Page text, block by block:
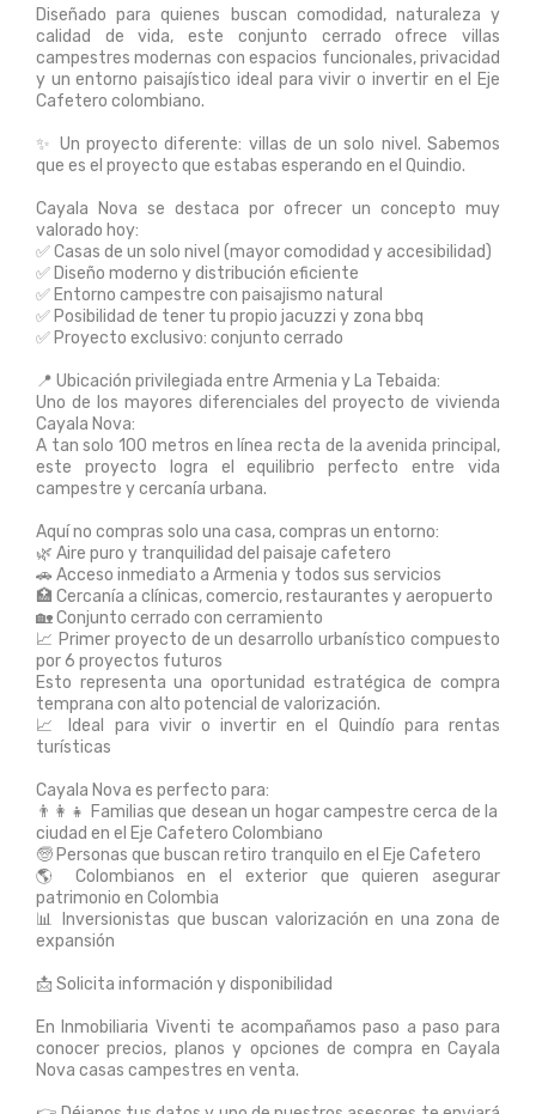
Diseñado para quienes buscan comodidad, naturaleza y
calidad de vida, este conjunto cerrado ofrece villas
campestres modernas con espacios funcionales, privacidad
y un entorno paisajístico ideal para vivir o invertir en el Eje
Cafetero colombiano.
✨ Un proyecto diferente: villas de un solo nivel. Sabemos
que es el proyecto que estabas esperando en el Quindio.
Cayala Nova se destaca por ofrecer un concepto muy
valorado hoy:
✅ Casas de un solo nivel (mayor comodidad y accesibilidad)
✅ Diseño moderno y distribución eficiente
✅ Entorno campestre con paisajismo natural
✅ Posibilidad de tener tu propio jacuzzi y zona bbq
✅ Proyecto exclusivo: conjunto cerrado
📍 Ubicación privilegiada entre Armenia y La Tebaida:
Uno de los mayores diferenciales del proyecto de vivienda
Cayala Nova:
A tan solo 100 metros en línea recta de la avenida principal,
este proyecto logra el equilibrio perfecto entre vida
campestre y cercanía urbana.
Aquí no compras solo una casa, compras un entorno:
🌿 Aire puro y tranquilidad del paisaje cafetero
🚗 Acceso inmediato a Armenia y todos sus servicios
🏥 Cercanía a clínicas, comercio, restaurantes y aeropuerto
🏡 Conjunto cerrado con cerramiento
📈 Primer proyecto de un desarrollo urbanístico compuesto
por 6 proyectos futuros
Esto representa una oportunidad estratégica de compra
temprana con alto potencial de valorización.
📈 Ideal para vivir o invertir en el Quindío para rentas
turísticas
Cayala Nova es perfecto para:
👨‍👩‍👧 Familias que desean un hogar campestre cerca de la
ciudad en el Eje Cafetero Colombiano
🧓 Personas que buscan retiro tranquilo en el Eje Cafetero
🌎 Colombianos en el exterior que quieren asegurar
patrimonio en Colombia
📊 Inversionistas que buscan valorización en una zona de
expansión
📩 Solicita información y disponibilidad
En Inmobiliaria Viventi te acompañamos paso a paso para
conocer precios, planos y opciones de compra en Cayala
Nova casas campestres en venta.